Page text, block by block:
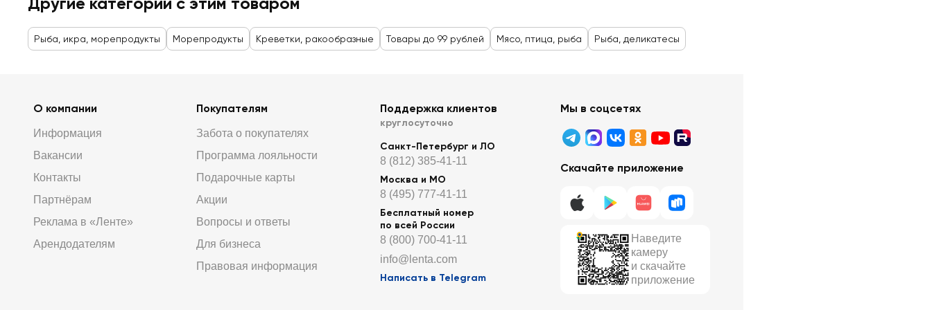
Рыба, икра, морепродукты Морепродукты Креветки, ракообразные Товары до 99 рублей Мясо, птица, рыба Рыба, деликатесы
О компании
Информация
Вакансии
Контакты
Партнёрам
Реклама в «Ленте»
Арендодателям
Покупателям
Забота о покупателях
Программа лояльности
Подарочные карты
Акции
Вопросы и ответы
Для бизнеса
Правовая информация
Поддержка клиентов
круглосуточно
Санкт-Петербург и ЛО
8 (812) 385-41-11
Москва и МО
8 (495) 777-41-11
Бесплатный номер
по всей России
8 (800) 700-41-11
info@lenta.com
Написать в Telegram
Мы в соцсетях
Скачайте приложение
Наведите
камеру
и скачайте
приложение